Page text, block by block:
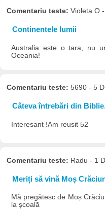
Comentariu teste: Violeta O
Continentele lumii
Australia este o tara, nu
Oceania!
Comentariu teste: 5690 - 5
Câteva întrebări din
Interesant !Am reusit 52
Comentariu teste: Radu - 1
Meriți să vină Moș
Mă pregătesc de Moș
la școală